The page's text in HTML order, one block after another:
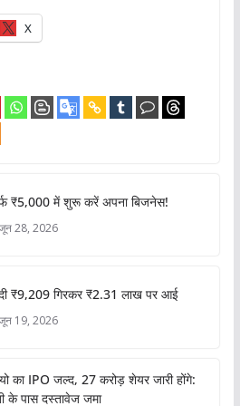
X
₹5,000 में शुरू करें अपना बिजनेस!
28, 2026
₹9,209 गिरकर ₹2.31 लाख पर आई
19, 2026
का IPO जल्द, 27 करोड़ शेयर जारी होंगे:
के पास दस्तावेज जमा